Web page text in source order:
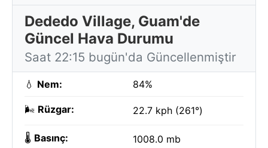
Dededo Village, Guam'de
Güncel Hava Durumu
Saat 22:15 bugün'da Güncellenmiştir
💧 Nem: 84%
🌬️ Rüzgar: 22.7 kph (261°)
🌡️ Basınç: 1008.0 mb